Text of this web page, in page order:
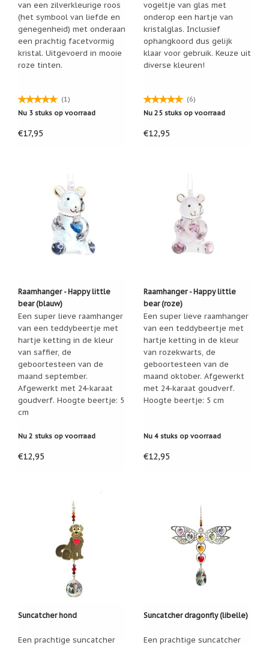
Zoutsteen
Mijn
verlanglijstje
Redenen.....
Webwinkelkeur
inpakservice
Uitleg
toelichting
Willow
Tree
of
Jim
Shore:
welk
beeldje
bij
wanneer
tekortschieten
van een zilverkleurige roos
(het symbool van liefde en
genegenheid) met onderaan
een prachtig facetvormig
kristal. Uitgevoerd in mooie
roze tinten.
(1)
Nu 3 stuks op voorraad
€17,95
vogeltje van glas met
onderop een hartje van
kristalglas. Inclusief
ophangkoord dus gelijk
klaar voor gebruik. Keuze uit
diverse kleuren!
(6)
Nu 25 stuks op voorraad
€12,95
Raamhanger - Happy little
bear (blauw)
Een super lieve raamhanger
van een teddybeertje met
hartje ketting in de kleur
van saffier, de
geboortesteen van de
maand september.
Afgewerkt met 24-karaat
goudverf. Hoogte beertje: 5
cm
Nu 2 stuks op voorraad
€12,95
Raamhanger - Happy little
bear (roze)
Een super lieve raamhanger
van een teddybeertje met
hartje ketting in de kleur
van rozekwarts, de
geboortesteen van de
maand oktober. Afgewerkt
met 24-karaat goudverf.
Hoogte beertje: 5 cm
Nu 4 stuks op voorraad
€12,95
Suncatcher hond
Een prachtige suncatcher
Suncatcher dragonfly (libelle)
Een prachtige suncatcher